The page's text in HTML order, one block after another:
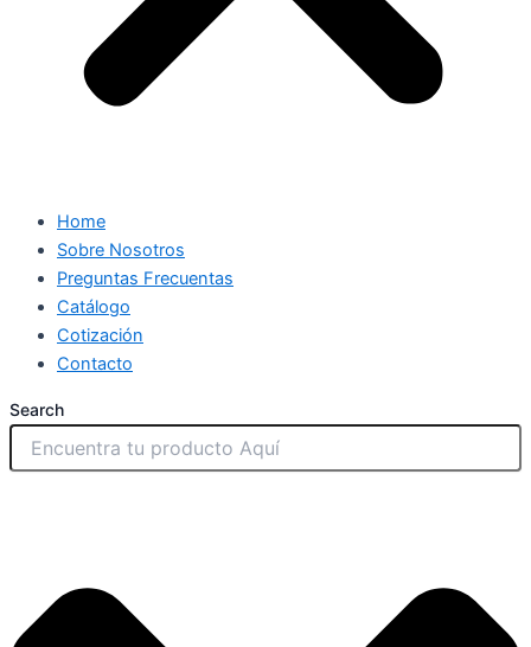
Home
Sobre Nosotros
Preguntas Frecuentas
Catálogo
Cotización
Contacto
Search